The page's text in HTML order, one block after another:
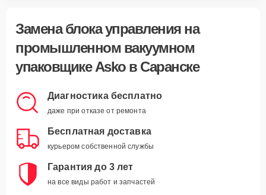
Замена блока управленияна
промышленном вакуумном
упаковщике Asko в Саранске
Диагностика бесплатно
даже при отказе от ремонта
Бесплатная доставка
курьером собственной службы
Гарантия до 3 лет
на все виды работ и запчастей